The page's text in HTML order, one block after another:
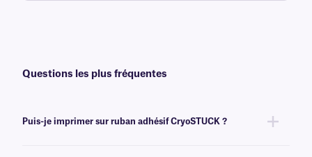
Questions les plus fréquentes
Puis-je imprimer sur ruban adhésif CryoSTUCK ?